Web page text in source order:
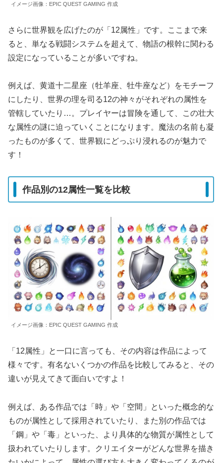
イメージ画像：EPIC QUEST GAMING 作成
さらに世界観を広げたのが「12属性」です。ここまで来
ると、単なる戦闘システムを超えて、物語の根幹に関わる
設定になっていることが多いですね。
例えば、黄道十二星座（牡羊座、牡牛座など）をモチーフ
にしたり、世界の理を司る12の神々がそれぞれの属性を
管轄していたり…。プレイヤーは冒険を通して、この壮大
な属性の謎に迫っていくことになります。魔法の名前も凝
ったものが多くて、世界観にどっぷり浸れるのが魅力で
す！
作品別の12属性一覧を比較
イメージ画像：EPIC QUEST GAMING 作成
「12属性」と一口に言っても、その内容は作品によって
様々です。有名ないくつかの作品を比較してみると、その
違いが見えてきて面白いですよ！
例えば、ある作品では「時」や「空間」といった概念的な
ものが属性として採用されていたり、また別の作品では
「鋼」や「毒」といった、より具体的な物質が属性として
扱われていたりします。クリエイターがどんな世界を描き